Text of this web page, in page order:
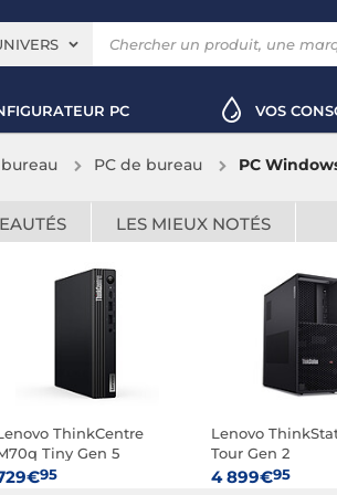
PC VOS
PC de bureau PC
LES MIEUX NOTÉS
ThinkCentre
Tiny Gen 5
95
Lenovo
Tour Gen 2
(30HT00BXFR)
4 899€95